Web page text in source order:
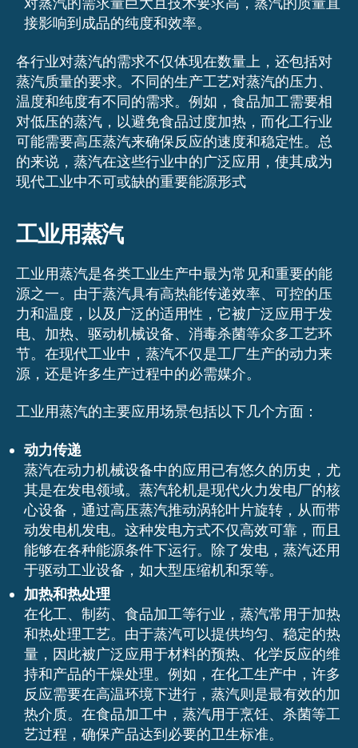
对蒸汽的需求量巨大且技术要求高，蒸汽的质量直
接影响到成品的纯度和效率。
各行业对蒸汽的需求不仅体现在数量上，还包括对
蒸汽质量的要求。不同的生产工艺对蒸汽的压力、
温度和纯度有不同的需求。例如，食品加工需要相
对低压的蒸汽，以避免食品过度加热，而化工行业
可能需要高压蒸汽来确保反应的速度和稳定性。总
的来说，蒸汽在这些行业中的广泛应用，使其成为
现代工业中不可或缺的重要能源形式
工业用蒸汽
工业用蒸汽是各类工业生产中最为常见和重要的能
源之一。由于蒸汽具有高热能传递效率、可控的压
力和温度，以及广泛的适用性，它被广泛应用于发
电、加热、驱动机械设备、消毒杀菌等众多工艺环
节。在现代工业中，蒸汽不仅是工厂生产的动力来
源，还是许多生产过程中的必需媒介。
工业用蒸汽的主要应用场景包括以下几个方面：
动力传递
蒸汽在动力机械设备中的应用已有悠久的历史，尤
其是在发电领域。蒸汽轮机是现代火力发电厂的核
心设备，通过高压蒸汽推动涡轮叶片旋转，从而带
动发电机发电。这种发电方式不仅高效可靠，而且
能够在各种能源条件下运行。除了发电，蒸汽还用
于驱动工业设备，如大型压缩机和泵等。
加热和热处理
在化工、制药、食品加工等行业，蒸汽常用于加热
和热处理工艺。由于蒸汽可以提供均匀、稳定的热
量，因此被广泛应用于材料的预热、化学反应的维
持和产品的干燥处理。例如，在化工生产中，许多
反应需要在高温环境下进行，蒸汽则是最有效的加
热介质。在食品加工中，蒸汽用于烹饪、杀菌等工
艺过程，确保产品达到必要的卫生标准。